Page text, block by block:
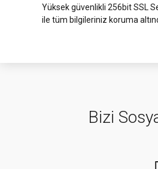
Yüksek güvenlikli 256bit SSL
ile tüm bilgileriniz koruma
Bizi